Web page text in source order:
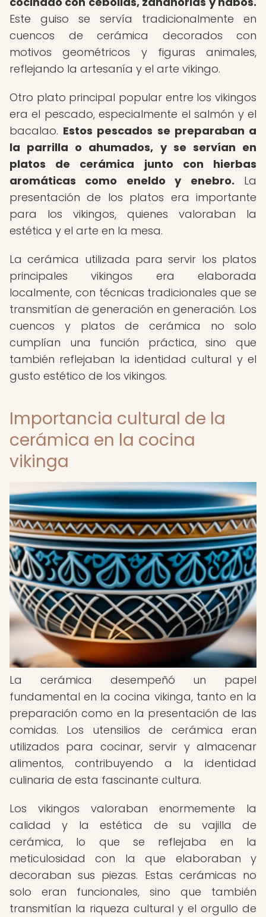
Este guiso se servía tradicionalmente en
cuencos de cerámica decorados con
motivos geométricos y figuras animales,
reflejando la artesanía y el arte vikingo.
Otro plato principal popular entre los vikingos
era el pescado, especialmente el salmón y el
bacalao. Estos pescados se preparaban a
la parrilla o ahumados, y se servían en
platos de cerámica junto con hierbas
aromáticas como eneldo y enebro. La
presentación de los platos era importante
para los vikingos, quienes valoraban la
estética y el arte en la mesa.
La cerámica utilizada para servir los platos
principales vikingos era elaborada
localmente, con técnicas tradicionales que se
transmitían de generación en generación. Los
cuencos y platos de cerámica no solo
cumplían una función práctica, sino que
también reflejaban la identidad cultural y el
gusto estético de los vikingos.
Importancia cultural de la
cerámica en la cocina
vikinga
La cerámica desempeñó un papel
fundamental en la cocina vikinga, tanto en la
preparación como en la presentación de las
comidas. Los utensilios de cerámica eran
utilizados para cocinar, servir y almacenar
alimentos, contribuyendo a la identidad
culinaria de esta fascinante cultura.
Los vikingos valoraban enormemente la
calidad y la estética de su vajilla de
cerámica, lo que se reflejaba en la
meticulosidad con la que elaboraban y
decoraban sus piezas. Estas cerámicas no
solo eran funcionales, sino que también
transmitían la riqueza cultural y el orgullo de